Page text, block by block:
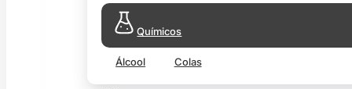
Químicos
Álcool Colas